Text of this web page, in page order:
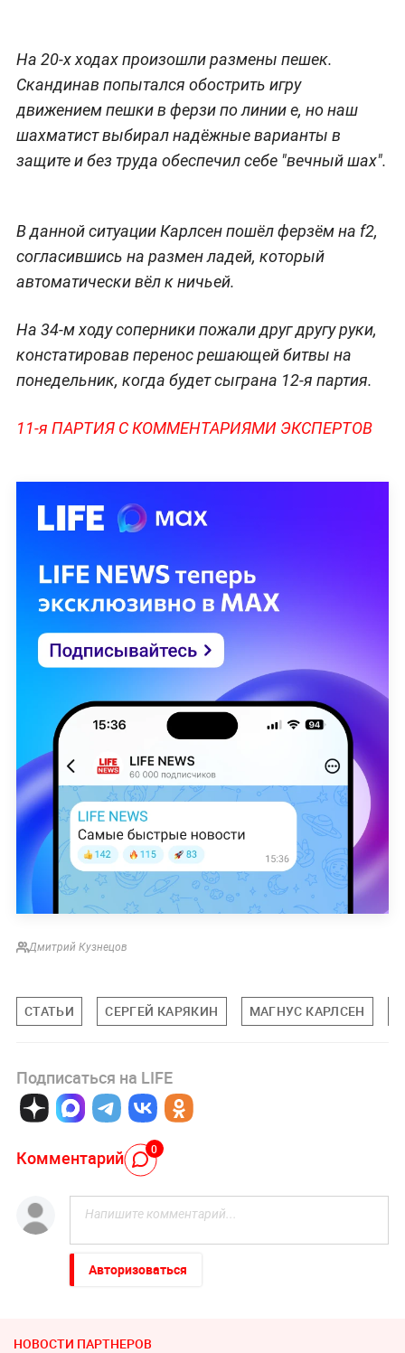
На 20-х ходах произошли размены пешек.
Скандинав попытался обострить игру
движением пешки в ферзи по линии e, но наш
шахматист выбирал надёжные варианты в
защите и без труда обеспечил себе "вечный шах".
В данной ситуации Карлсен пошёл ферзём на f2,
согласившись на размен ладей, который
автоматически вёл к ничьей.
На 34-м ходу соперники пожали друг другу руки,
констатировав перенос решающей битвы на
понедельник, когда будет сыграна 12-я партия.
11-я ПАРТИЯ С КОММЕНТАРИЯМИ ЭКСПЕРТОВ
Дмитрий Кузнецов
СТАТЬИ СЕРГЕЙ КАРЯКИН МАГНУС КАРЛСЕН
Подписаться на LIFE
Комментарий 0
Авторизоваться
НОВОСТИ ПАРТНЕРОВ